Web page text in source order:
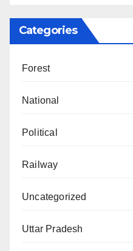
Categories
Forest
National
Political
Railway
Uncategorized
Uttar Pradesh